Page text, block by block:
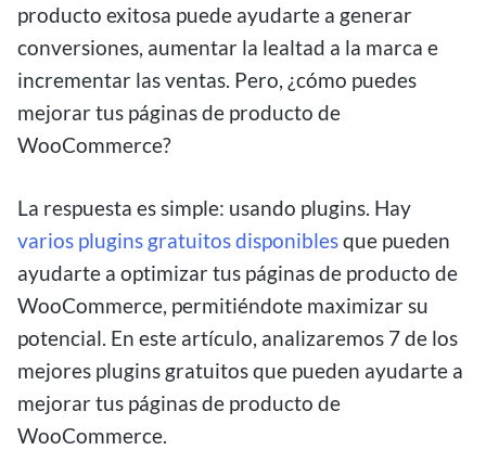
producto exitosa puede ayudarte a generar
conversiones, aumentar la lealtad a la marca e
incrementar las ventas. Pero, ¿cómo puedes
mejorar tus páginas de producto de
WooCommerce?
La respuesta es simple: usando plugins. Hay
varios plugins gratuitos disponiblesque pueden
ayudarte a optimizar tus páginas de producto de
WooCommerce, permitiéndote maximizar su
potencial. En este artículo, analizaremos 7 de los
mejores plugins gratuitos que pueden ayudarte a
mejorar tus páginas de producto de
WooCommerce.